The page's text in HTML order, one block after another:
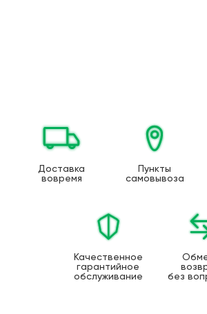
Доставка
вовремя
Пункты
самовывоза
Качественное
гарантийное
обслуживание
без